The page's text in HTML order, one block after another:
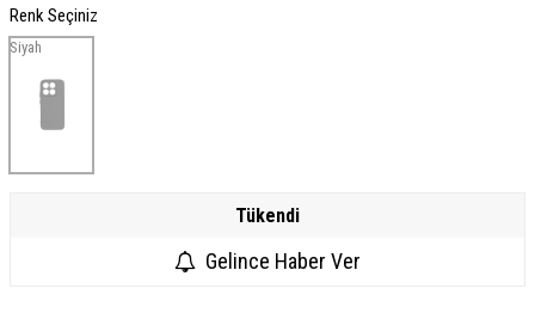
Renk Seçiniz
Siyah
Tükendi
Gelince Haber Ver